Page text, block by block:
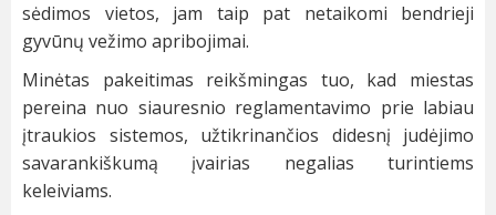
sėdimos vietos, jam taip pat netaikomi bendrieji
gyvūnų vežimo apribojimai.
Minėtas pakeitimas reikšmingas tuo, kad miestas
pereina nuo siauresnio reglamentavimo prie labiau
įtraukios sistemos, užtikrinančios didesnį judėjimo
savarankiškumą įvairias negalias turintiems
keleiviams.